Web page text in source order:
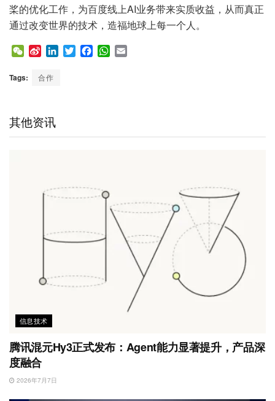
桨的优化工作，为百度线上AI业务带来实质收益，从而真正
通过改变世界的技术，造福地球上每一个人。
W
C
S
n
i
L
T
F
W
Tags: 合作
其他资讯
信息技术
腾讯混元Hy3正式发布：Agent能力显著提升，产品深
度融合
2026年7月7日